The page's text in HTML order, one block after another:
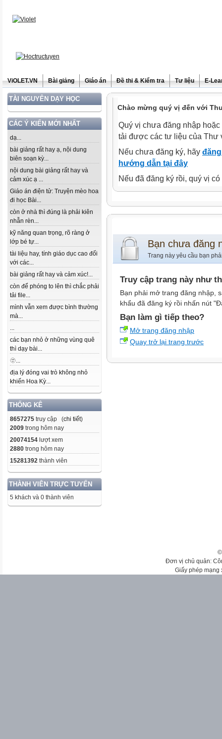
ViOLET.VN Bài giảng Giáo án Đề thi & Kiểm tra Tư liệu E-
TÀI NGUYÊN DẠY HỌC
CÁC Ý KIẾN MỚI NHẤT
dạ...
bài giảng rất hay ạ, nội dung
biên soạn kỳ...
nội dung bài giảng rất hay và
cảm xúc ạ ...
Giáo án điện tử: Truyện mèo hoa
đi học Bài...
còn ở nhà thì đúng là phải kiên
nhẫn rèn...
kỹ năng quan trọng, rõ ràng ở
lớp bé tự...
tài liệu hay, tính giáo dục cao đối
với các...
bài giảng rất hay và cảm xúc!...
còn để phóng to lên thì chắc phải
tải file...
mình vẫn xem được bình thường
mà...
...
các bạn nhỏ ở những vùng quê
thì dạy bài...
🫥...
địa lý đóng vai trò không nhỏ
khiến Hoa Kỳ...
THỐNG KÊ
8657275 truy cập (chi tiết)
2009 trong hôm nay
20074154 lượt xem
2880 trong hôm nay
15281392 thành viên
THÀNH VIÊN TRỰC TUYẾN
5 khách và 0 thành viên
Chào mừng quý vị đến với
Quý vị chưa đăng nhập
tải được các tư liệu của Thư
Nếu chưa đăng ký, hãy
hướng dẫn tại đây
Nếu đã đăng ký rồi, quý vị
Bạn chưa đăng
Trang này yêu cầu bạn
Truy cập trang này như
Bạn phải mở trang đăng nhập,
khẩu đã đăng ký rồi nhấn nút
Bạn làm gì tiếp theo?
Mở trang đăng nhập
Quay trở lại trang trước
Đơn vị chủ quản:
Giấy phép mạng